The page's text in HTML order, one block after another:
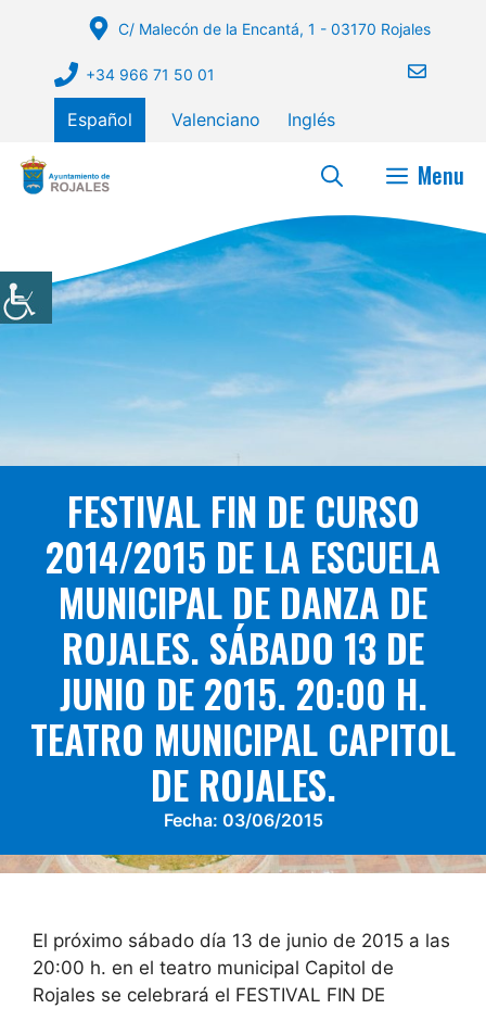
contenido
C/ Malecón de la Encantá, 1 - 03170 Rojales
+34 966 71 50 01
Español Valenciano Inglés
Menu
FESTIVAL FIN DE CURSO
2014/2015 DE LA ESCUELA
MUNICIPAL DE DANZA DE
ROJALES. SÁBADO 13 DE
JUNIO DE 2015. 20:00 H.
TEATRO MUNICIPAL CAPITOL
DE ROJALES.
Fecha: 03/06/2015
El próximo sábado día 13 de junio de 2015 a las
20:00 h. en el teatro municipal Capitol de
Rojales se celebrará el FESTIVAL FIN DE